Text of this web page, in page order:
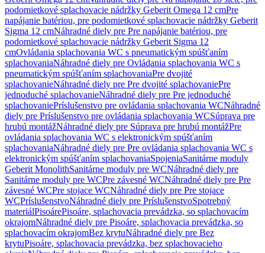
podomietkové splachovacie nádržky Geberit Omega 12 cmPre
napájanie batériou, pre podomietkové splachovacie nádržky Geberit
Sigma 12 cmNáhradné diely pre Pre napájanie batériou, pre
podomietkové splachovacie nádržky Geberit Sigma 12
cmOvládania splachovania WC s pneumatickým spúšťaním
splachovaniaNáhradné diely pre Ovládania splachovania WC s
pneumatickým spúšťaním splachovaniaPre dvojité
splachovanieNáhradné diely pre Pre dvojité splachovaniePre
jednoduché splachovanieNáhradné diely pre Pre jednoduché
splachovaniePríslušenstvo pre ovládania splachovania WCNáhradné
diely pre Príslušenstvo pre ovládania splachovania WCSúprava pre
hrubú montážNáhradné diely pre Súprava pre hrubú montážPre
ovládania splachovania WC s elektronickým spúšťaním
splachovaniaNáhradné diely pre Pre ovládania splachovania WC s
elektronickým spúšťaním splachovaniaSpojeniaSanitárne moduly
Geberit MonolithSanitárne moduly pre WCNáhradné diely pre
Sanitárne moduly pre WCPre závesné WCNáhradné diely pre Pre
závesné WCPre stojace WCNáhradné diely pre Pre stojace
WCPríslušenstvoNáhradné diely pre PríslušenstvoSpotrebný
materiálPisoárePisoáre, splachovacia prevádzka, so splachovacím
okrajomNáhradné diely pre Pisoáre, splachovacia prevádzka, so
splachovacím okrajomBez krytuNáhradné diely pre Bez
krytuPisoáre, splachovacia prevádzka, bez splachovacieho